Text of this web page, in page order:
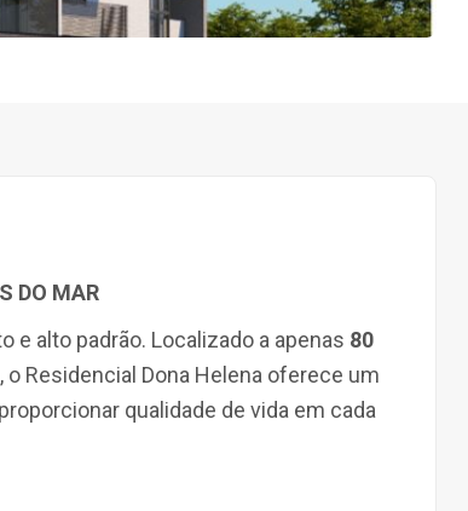
DO MAR
e alto padrão. Localizado a apenas 80
, o Residencial Dona Helena oferece um
qualidade de vida em cada